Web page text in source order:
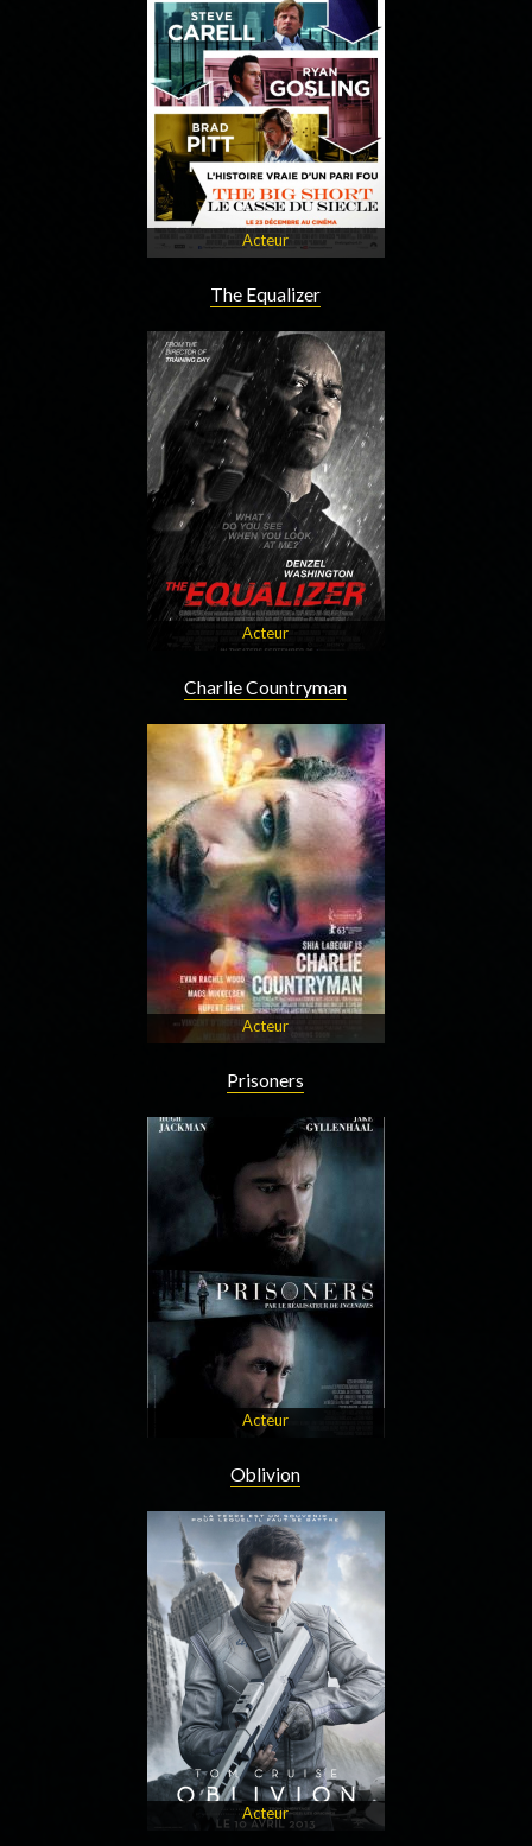
Acteur
The Equalizer
Acteur
Charlie Countryman
Acteur
Prisoners
Acteur
Oblivion
Acteur